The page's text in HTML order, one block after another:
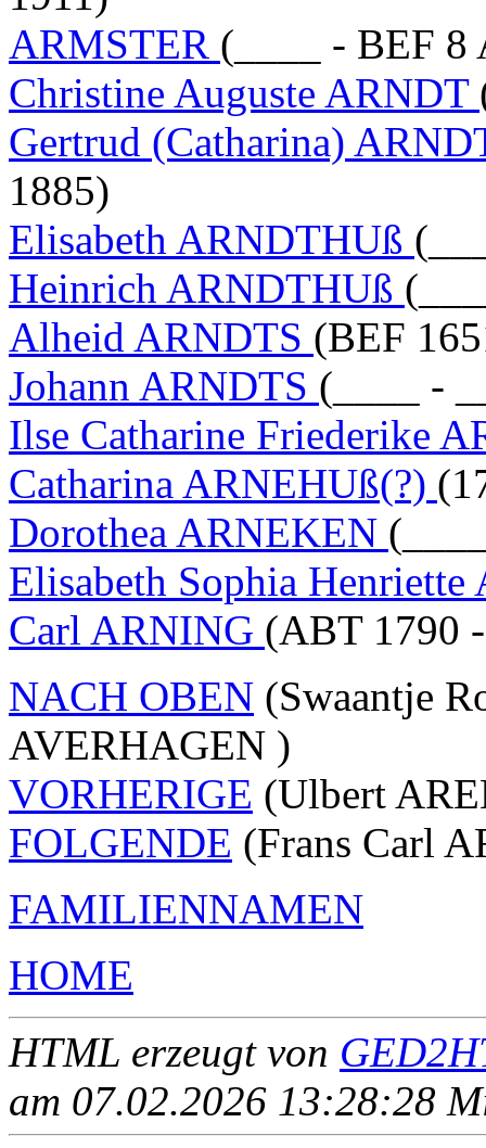
ARMSTER (____ - BEF 8
Christine Auguste ARNDT
Gertrud (Catharina)
1885)
Elisabeth ARNDTHUß
Heinrich ARNDTHUß
Alheid ARNDTS (BEF
Johann ARNDTS (____ -
Ilse Catharine Friederike
Catharina ARNEHUß(?)
Dorothea ARNEKEN
Elisabeth Sophia
Carl ARNING (ABT 1790
NACH OBEN (Swaantje
AVERHAGEN )
VORHERIGE (Ulbert
FOLGENDE (Frans Carl
FAMILIENNAMEN
HOME
HTML erzeugt von
am 07.02.2026 13:28:28